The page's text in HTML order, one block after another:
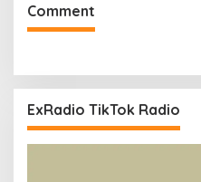
Comment
ExRadio TikTok Radio